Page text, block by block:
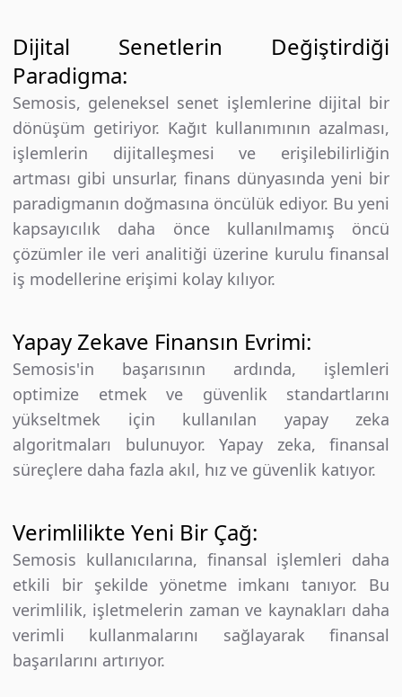
Dijital Senetlerin Değiştirdiği
Paradigma:
Semosis, geleneksel senet işlemlerine dijital bir
dönüşüm getiriyor. Kağıt kullanımının azalması,
işlemlerin dijitalleşmesi ve erişilebilirliğin
artması gibi unsurlar, finans dünyasında yeni bir
paradigmanın doğmasına öncülük ediyor. Bu yeni
kapsayıcılık daha önce kullanılmamış öncü
çözümler ile veri analitiği üzerine kurulu finansal
iş modellerine erişimi kolay kılıyor.
Yapay Zekave Finansın Evrimi:
Semosis'in başarısının ardında, işlemleri
optimize etmek ve güvenlik standartlarını
yükseltmek için kullanılan yapay zeka
algoritmaları bulunuyor. Yapay zeka, finansal
süreçlere daha fazla akıl, hız ve güvenlik katıyor.
Verimlilikte Yeni Bir Çağ:
Semosis kullanıcılarına, finansal işlemleri daha
etkili bir şekilde yönetme imkanı tanıyor. Bu
verimlilik, işletmelerin zaman ve kaynakları daha
verimli kullanmalarını sağlayarak finansal
başarılarını artırıyor.